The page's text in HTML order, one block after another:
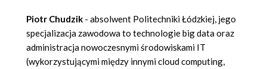
Piotr Chudzik - absolwent Politechniki Łódzkiej, jego
specjalizacja zawodowa to technologie big data oraz
administracja nowoczesnymi środowiskami IT
(wykorzystującymi między innymi cloud computing,